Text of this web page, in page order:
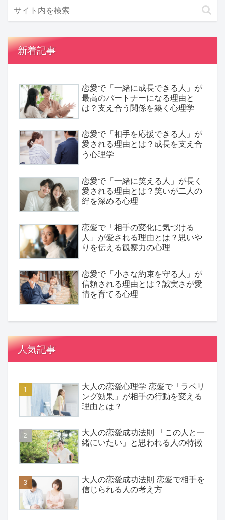
新着記事
恋愛で「一緒に成長できる人」が
最高のパートナーになる理由と
は？支え合う関係を築く心理学
恋愛で「相手を応援できる人」が
愛される理由とは？成長を支え合
う心理学
恋愛で「一緒に笑える人」が長く
愛される理由とは？笑いが二人の
絆を深める心理
恋愛で「相手の変化に気づける
人」が愛される理由とは？思いや
りを伝える観察力の心理
恋愛で「小さな約束を守る人」が
信頼される理由とは？誠実さが愛
情を育てる心理
人気記事
大人の恋愛心理学 恋愛で「ラベリ
ング効果」が相手の行動を変える
理由とは？
大人の恋愛成功法則 「この人と一
緒にいたい」と思われる人の特徴
大人の恋愛成功法則 恋愛で相手を
信じられる人の考え方